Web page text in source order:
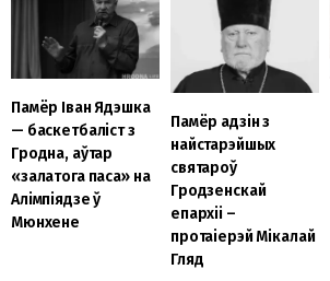
Памёр Іван Ядэшка
— баскетбаліст з
Гродна, аўтар
«залатога паса» на
Алімпіядзе ў
Мюнхене
Памёр адзін з
найстарэйшых
святароў
Гродзенскай
епархіі –
протаіерэй Мікалай
Гляд